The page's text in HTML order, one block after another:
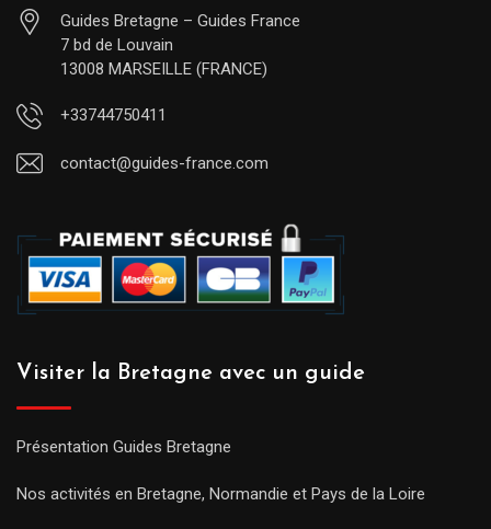
Guides Bretagne – Guides France
7 bd de Louvain
13008 MARSEILLE (FRANCE)
+33744750411
contact@guides-france.com
Visiter la Bretagne avec un guide
Présentation Guides Bretagne
Nos activités en Bretagne, Normandie et Pays de la Loire